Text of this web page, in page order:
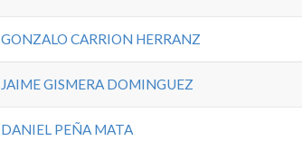
GONZALO CARRION HERRANZ
JAIME GISMERA DOMINGUEZ
DANIEL PEÑA MATA